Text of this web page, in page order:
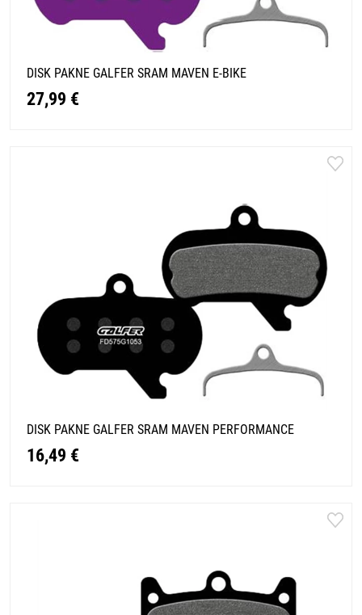
DISK PAKNE GALFER SRAM MAVEN E-BIKE
27,99 €
DISK PAKNE GALFER SRAM MAVEN PERFORMANCE
16,49 €